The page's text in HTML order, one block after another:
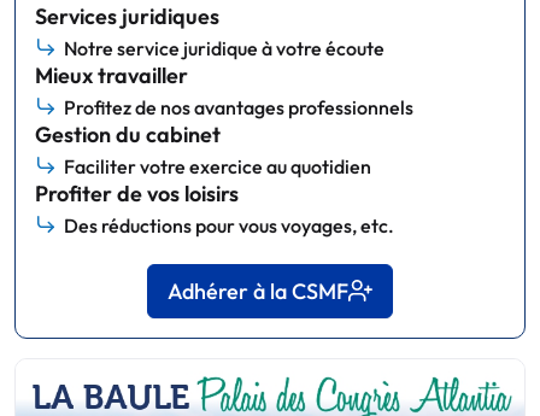
Services juridiques
Notre service juridique à votre écoute
Mieux travailler
Profitez de nos avantages professionnels
Gestion du cabinet
Faciliter votre exercice au quotidien
Profiter de vos loisirs
Des réductions pour vous voyages, etc.
Adhérer à la CSMF